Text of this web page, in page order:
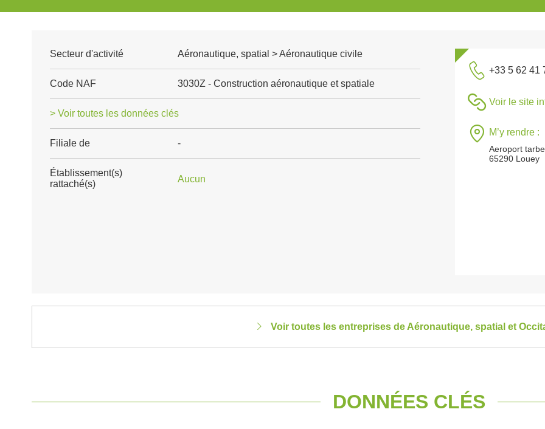
Secteur d'activité Aéronautique, spatial > Aéronautique civile
Code NAF 3030Z - Construction aéronautique et spatiale
> Voir toutes les données clés
Filiale de -
Établissement(s)
rattaché(s)
Aucun
+33 5 62 41
Voir le site
M’y rendre :
Aeroport
65290 Louey
Voir toutes les entreprises de Aéronautique, spatial et
DONNÉES CLÉS